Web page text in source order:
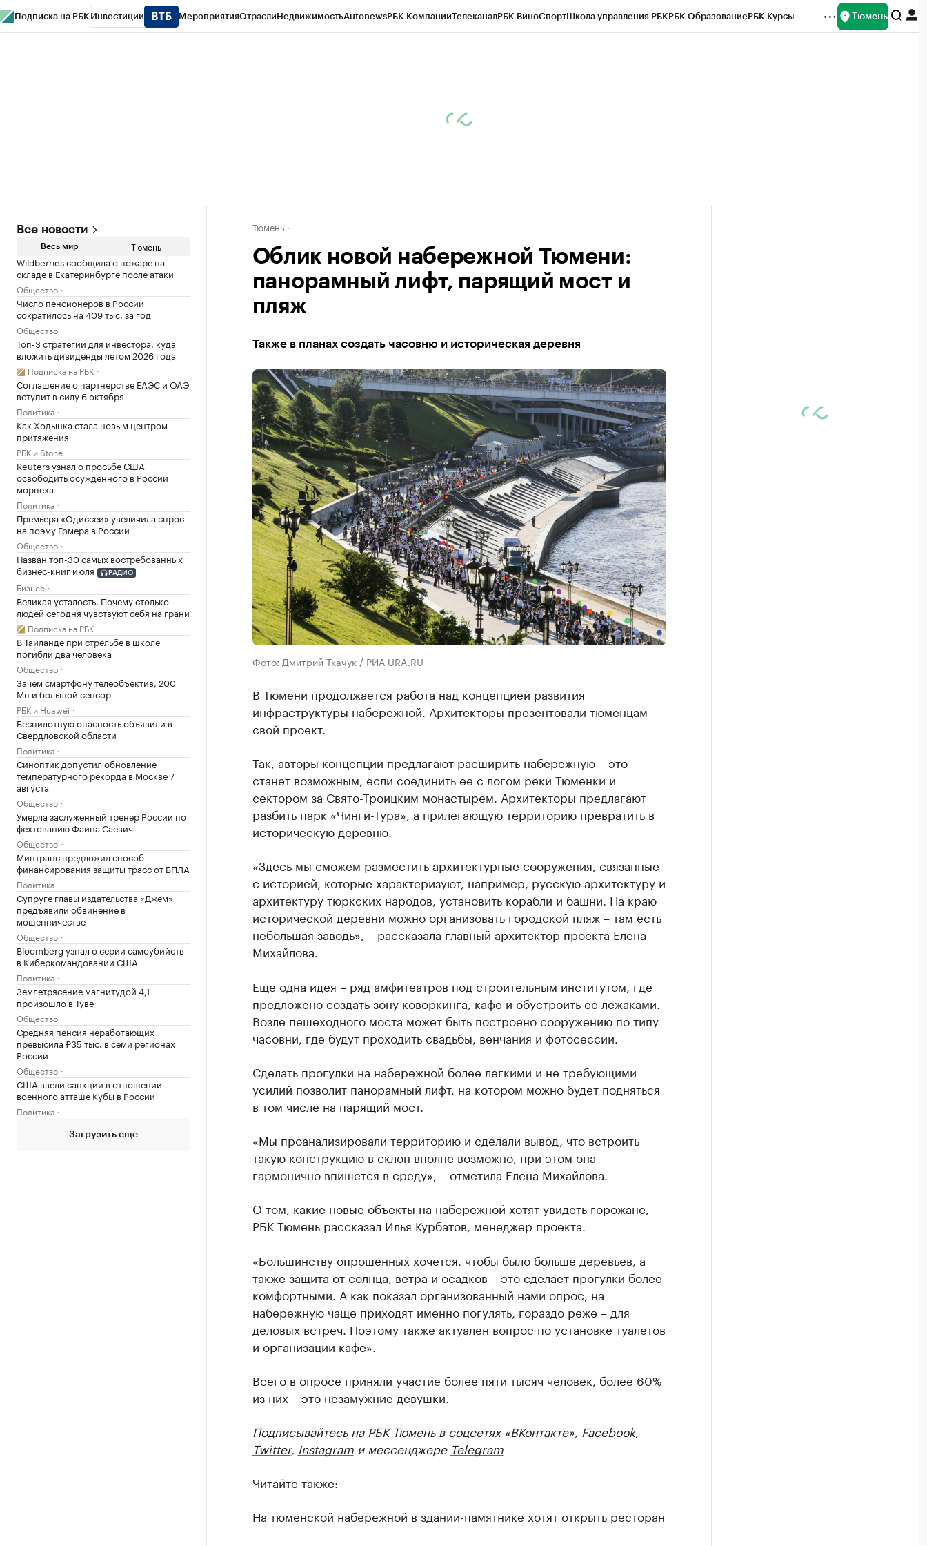
Подписка на РБК Инвестиции МероприятияОтраслиНедвижимостьAutonewsРБК КомпанииТелеканалРБК ВиноСпортШкола управления РБКРБК ОбразованиеРБК Курсы Тюмень
Все новости
Весь мир Тюмень
Wildberries сообщила о пожаре на
складе в Екатеринбурге после атаки
Общество
Число пенсионеров в России
сократилось на 409 тыс. за год
Общество
Топ-3 стратегии для инвестора, куда
вложить дивиденды летом 2026 года
Подписка на РБК
Соглашение о партнерстве ЕАЭС и ОАЭ
вступит в силу 6 октября
Политика
Как Ходынка стала новым центром
притяжения
РБК и Stone
Reuters узнал о просьбе США
освободить осужденного в России
морпеха
Политика
Премьера «Одиссеи» увеличила спрос
на поэму Гомера в России
Общество
Назван топ-30 самых востребованных
бизнес-книг июля
РАДИО
Бизнес
Великая усталость. Почему столько
людей сегодня чувствуют себя на грани
Подписка на РБК
В Таиланде при стрельбе в школе
погибли два человека
Общество
Зачем смартфону телеобъектив, 200
Мп и большой сенсор
РБК и Huawei
Беспилотную опасность объявили в
Свердловской области
Политика
Синоптик допустил обновление
температурного рекорда в Москве 7
августа
Общество
Умерла заслуженный тренер России по
фехтованию Фаина Саевич
Общество
Минтранс предложил способ
финансирования защиты трасс от БПЛА
Политика
Супруге главы издательства «Джем»
предъявили обвинение в
мошенничестве
Общество
Bloomberg узнал о серии самоубийств
в Киберкомандовании США
Политика
Землетрясение магнитудой 4,1
произошло в Туве
Общество
Средняя пенсия неработающих
превысила ₽35 тыс. в семи регионах
России
Общество
США ввели санкции в отношении
военного атташе Кубы в России
Политика
Загрузить еще
Тюмень
Облик новой набережной Тюмени:
панорамный лифт, парящий мост и
пляж
Также в планах создать часовню и историческая деревня
Фото: Дмитрий Ткачук / РИА URA.RU
В Тюмени продолжается работа над концепцией развития
инфраструктуры набережной. Архитекторы презентовали тюменцам
свой проект.
Так, авторы концепции предлагают расширить набережную – это
станет возможным, если соединить ее с логом реки Тюменки и
сектором за Свято-Троицким монастырем. Архитекторы предлагают
разбить парк «Чинги-Тура», а прилегающую территорию превратить в
историческую деревню.
«Здесь мы сможем разместить архитектурные сооружения, связанные
с историей, которые характеризуют, например, русскую архитектуру и
архитектуру тюркских народов, установить корабли и башни. На краю
исторической деревни можно организовать городской пляж – там есть
небольшая заводь», – рассказала главный архитектор проекта Елена
Михайлова.
Еще одна идея – ряд амфитеатров под строительным институтом, где
предложено создать зону коворкинга, кафе и обустроить ее лежаками.
Возле пешеходного моста может быть построено сооружению по типу
часовни, где будут проходить свадьбы, венчания и фотосессии.
Сделать прогулки на набережной более легкими и не требующими
усилий позволит панорамный лифт, на котором можно будет подняться
в том числе на парящий мост.
«Мы проанализировали территорию и сделали вывод, что встроить
такую конструкцию в склон вполне возможно, при этом она
гармонично впишется в среду», – отметила Елена Михайлова.
О том, какие новые объекты на набережной хотят увидеть горожане,
РБК Тюмень рассказал Илья Курбатов, менеджер проекта.
«Большинству опрошенных хочется, чтобы было больше деревьев, а
также защита от солнца, ветра и осадков – это сделает прогулки более
комфортными. А как показал организованный нами опрос, на
набережную чаще приходят именно погулять, гораздо реже – для
деловых встреч. Поэтому также актуален вопрос по установке туалетов
и организации кафе».
Всего в опросе приняли участие более пяти тысяч человек, более 60%
из них – это незамужние девушки.
Подписывайтесь на РБК Тюмень в соцсетях«ВКонтакте», Facebook,
Twitter, Instagramи мессенджере Telegram
Читайте также:
На тюменской набережной в здании-памятнике хотят открыть ресторан